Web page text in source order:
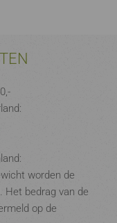
worden de
Het bedrag van de
op de